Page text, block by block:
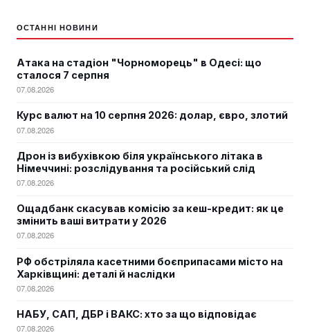
ОСТАННІ НОВИНИ
Атака на стадіон "Чорноморець" в Одесі: що
сталося 7 серпня
07.08.2026
Курс валют на 10 серпня 2026: долар, євро, злотий
07.08.2026
Дрон із вибухівкою біля українського літака в
Німеччині: розслідування та російський слід
07.08.2026
Ощадбанк скасував комісію за кеш-кредит: як це
змінить ваші витрати у 2026
07.08.2026
РФ обстріляла касетними боєприпасами місто на
Харківщині: деталі й наслідки
07.08.2026
НАБУ, САП, ДБР і ВАКС: хто за що відповідає
07.08.2026